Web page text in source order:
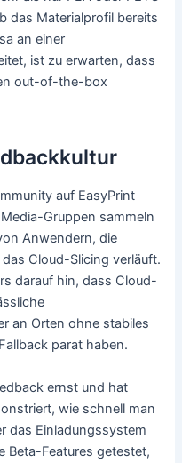
das Materialprofil bereits
an einer
ist zu erwarten, dass
out-of-the-box
auf EasyPrint
Gruppen sammeln
Anwendern, die
Cloud-Slicing verläuft.
darauf hin, dass Cloud-
an Orten ohne stabiles
parat haben.
ernst und hat
wie schnell man
das Einladungssystem
Beta-Features getestet,